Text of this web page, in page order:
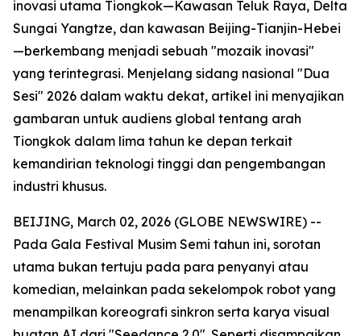
inovasi utama Tiongkok—Kawasan Teluk Raya, Delta
Sungai Yangtze, dan kawasan Beijing-Tianjin-Hebei
—berkembang menjadi sebuah "mozaik inovasi"
yang terintegrasi. Menjelang sidang nasional "Dua
Sesi" 2026 dalam waktu dekat, artikel ini menyajikan
gambaran untuk audiens global tentang arah
Tiongkok dalam lima tahun ke depan terkait
kemandirian teknologi tinggi dan pengembangan
industri khusus.
BEIJING, March 02, 2026 (GLOBE NEWSWIRE) --
Pada Gala Festival Musim Semi tahun ini, sorotan
utama bukan tertuju pada para penyanyi atau
komedian, melainkan pada sekelompok robot yang
menampilkan koreografi sinkron serta karya visual